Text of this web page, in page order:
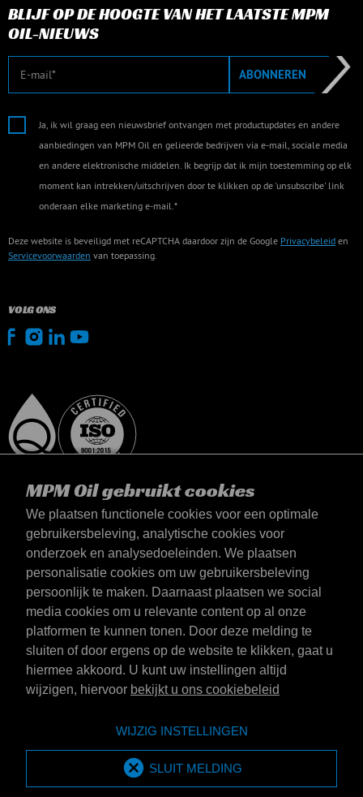
MPM Oil gebruikt cookies
We plaatsen functionele cookies voor een optimale
gebruikersbeleving, analytische cookies voor
onderzoek en analysedoeleinden. We plaatsen
personalisatie cookies om uw gebruikersbeleving
persoonlijk te maken. Daarnaast plaatsen we social
media cookies om u relevante content op al onze
platformen te kunnen tonen. Door deze melding te
sluiten of door ergens op de website te klikken, gaat u
hiermee akkoord. U kunt uw instellingen altijd
wijzigen, hiervoor bekijkt u ons cookiebeleid
WIJZIG INSTELLINGEN
SLUIT MELDING
BLIJF OP DE HOOGTE VAN HET LAATSTE MPM
OIL-NIEUWS
E-mail ABONNEREN
Ja, ik wil graag een nieuwsbrief ontvangen met productupdates en andere
aanbiedingen van MPM Oil en gelieerde bedrijven via e-mail, sociale media
en andere elektronische middelen. Ik begrijp dat ik mijn toestemming op elk
moment kan intrekken/uitschrijven door te klikken op de 'unsubscribe' link
onderaan elke marketing e-mail.*
Deze website is beveiligd met reCAPTCHA daardoor zijn de Google Privacybeleid en
Servicevoorwaarden van toepassing.
VOLG ONS
België
Contact
Algemene voorwaarden
Leveringsvoorwaarden
Privacyverklaring
Merken
MPM Oil is part of Emotive Group
© 1994 - 2026 by Emotive